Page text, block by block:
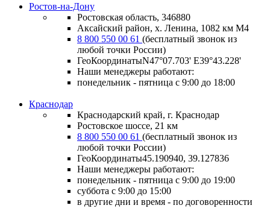
Ростов-на-Дону
Ростовская область, 346880
Аксайский район, х. Ленина, 1082 км М4
8 800 550 00 61 (бесплатный звонок из
любой точки России)
ГеоКоординатыN47°07.703' E39°43.228'
Наши менеджеры работают:
понедельник - пятница с 9:00 до 18:00
Краснодар
Краснодарский край, г. Краснодар
Ростовское шоссе, 21 км
8 800 550 00 61 (бесплатный звонок из
любой точки России)
ГеоКоординаты45.190940, 39.127836
Наши менеджеры работают:
понедельник - пятница с 9:00 до 19:00
суббота с 9:00 до 15:00
в другие дни и время - по договоренности